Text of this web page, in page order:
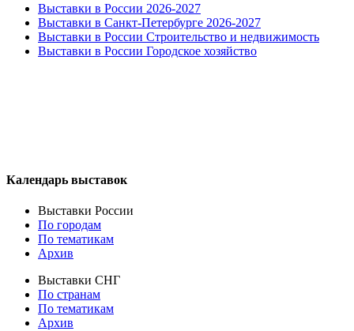
Выставки в России 2026-2027
Выставки в Санкт-Петербурге 2026-2027
Выставки в России Строительство и недвижимость
Выставки в России Городское хозяйство
Календарь выставок
Выставки России
По городам
По тематикам
Архив
Выставки СНГ
По странам
По тематикам
Архив